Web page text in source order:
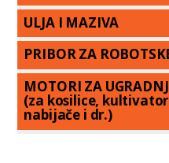
ULJA I MAZIVA
PRIBOR ZA
MOTORI ZA
(za kosilice,
nabijače i dr.)